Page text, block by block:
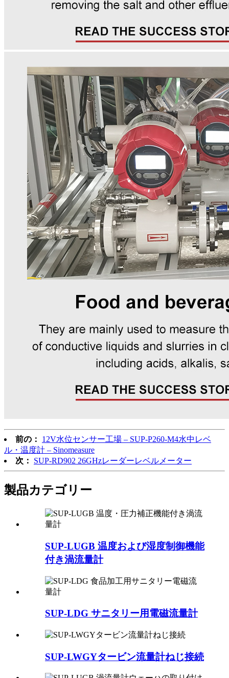
前の：
12V水位センサー工場 – SUP-P260-M4水中レベ
ル・温度計 – Sinomeasure
次：
SUP-RD902 26GHzレーダーレベルメーター
製品カテゴリー
SUP-LUGB 温度および湿度制御機能
付き渦流量計
SUP-LDG サニタリー用電磁流量計
SUP-LWGYタービン流量計ねじ接続